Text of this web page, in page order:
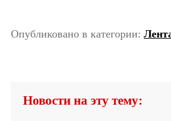
Опубликовано в категории:
Новости на эту тему: